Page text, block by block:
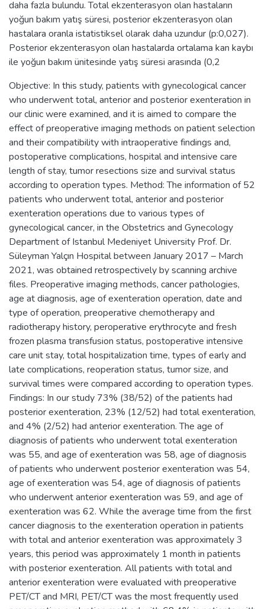
daha fazla bulundu. Total ekzenterasyon olan hastaların
yoğun bakım yatış süresi, posterior ekzenterasyon olan
hastalara oranla istatistiksel olarak daha uzundur (p:0,027).
Posterior ekzenterasyon olan hastalarda ortalama kan kaybı
ile yoğun bakım ünitesinde yatış süresi arasında (0,2
Objective: In this study, patients with gynecological cancer
who underwent total, anterior and posterior exenteration in
our clinic were examined, and it is aimed to compare the
effect of preoperative imaging methods on patient selection
and their compatibility with intraoperative findings and,
postoperative complications, hospital and intensive care
length of stay, tumor resections size and survival status
according to operation types. Method: The information of 52
patients who underwent total, anterior and posterior
exenteration operations due to various types of
gynecological cancer, in the Obstetrics and Gynecology
Department of Istanbul Medeniyet University Prof. Dr.
Süleyman Yalçın Hospital between January 2017 – March
2021, was obtained retrospectively by scanning archive
files. Preoperative imaging methods, cancer pathologies,
age at diagnosis, age of exenteration operation, date and
type of operation, preoperative chemotherapy and
radiotherapy history, peroperative erythrocyte and fresh
frozen plasma transfusion status, postoperative intensive
care unit stay, total hospitalization time, types of early and
late complications, reoperation status, tumor size, and
survival times were compared according to operation types.
Findings: In our study 73% (38/52) of the patients had
posterior exenteration, 23% (12/52) had total exenteration,
and 4% (2/52) had anterior exenteration. The age of
diagnosis of patients who underwent total exenteration
was 55, and age of exenteration was 58, age of diagnosis
of patients who underwent posterior exenteration was 54,
age of exenteration was 54, age of diagnosis of patients
who underwent anterior exenteration was 59, and age of
exenteration was 62. While the average time from the first
cancer diagnosis to the exenteration operation in patients
with total and anterior exenteration was approximately 3
years, this period was approximately 1 month in patients
with posterior exenteration. All patients with total and
anterior exenteration were evaluated with preoperative
PET/CT and MRI, PET/CT was the most frequently used